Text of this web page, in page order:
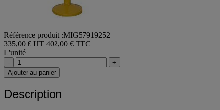
Référence produit :MIG57919252
335,00 € HT 402,00 € TTC
L'unité
-
+
Ajouter au panier
Description